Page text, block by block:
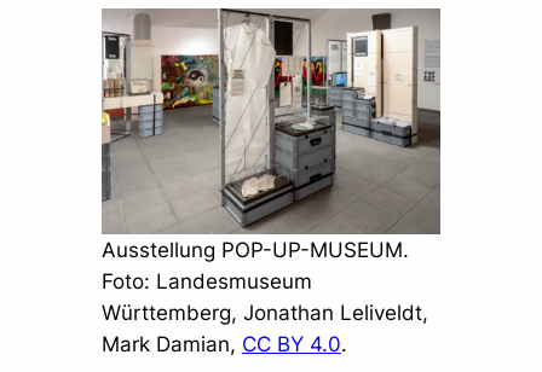
Ausstellung POP-UP-MUSEUM.
Foto: Landesmuseum
Württemberg, Jonathan Leliveldt,
Mark Damian, CC BY 4.0.